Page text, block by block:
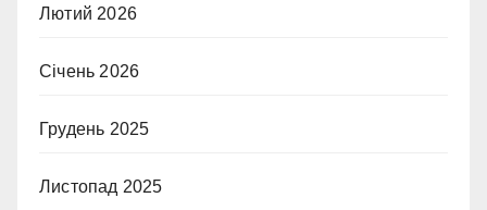
Лютий 2026
Січень 2026
Грудень 2025
Листопад 2025